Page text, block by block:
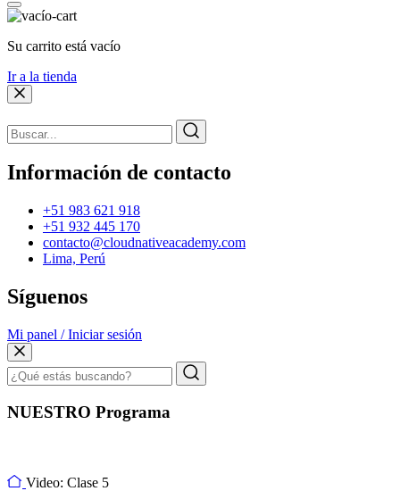
Su carrito está vacío
Ir a la tienda
Información de contacto
+51 983 621 918
+51 932 445 170
contacto@cloudnativeacademy.com
Lima, Perú
Síguenos
Mi panel / Iniciar sesión
NUESTRO Programa
Video: Clase 5